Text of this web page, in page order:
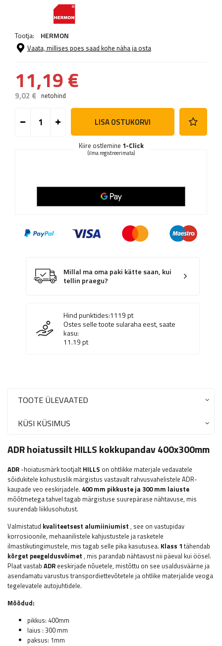
Tootja: HERMON
Vaata, millises poes saad kohe näha ja osta
11,19 €
9,02 € netohind
LISA OSTUKORVI
Kiire ostlemine 1-Click
(ilma registreerimata)
Millal ma oma paki kätte saan, kui
tellin praegu?
Hind punktides:1119pt
Ostes selle toote sularaha eest, saate
kasu:
11.19pt
TOOTE ÜLEVAATED
KÜSI KÜSIMUS
ADR hoiatussilt HILLS kokkupandav 400x300mm
ADR -hoiatusmärk tootjaltHILLS on ohtlikke materjale vedavatele
sõidukitele kohustuslik märgistus vastavalt rahvusvahelistele ADR-
kaupade veo eeskirjadele. 400 mm pikkuste ja 300 mm laiuste
mõõtmetega tahvel tagab märgistuse suurepärase nähtavuse, mis
suurendab liiklusohutust.
Valmistatud kvaliteetsest alumiiniumist , see on vastupidav
korrosioonile, mehaanilistele kahjustustele ja rasketele
ilmastikutingimustele, mis tagab selle pika kasutusea. Klass 1 tähendab
kõrget peegeldusvõimet , mis parandab nähtavust nii päeval kui öösel.
Plaat vastab ADR eeskirjade nõuetele, mistõttu on see usaldusväärne ja
asendamatu varustus transpordiettevõtetele ja ohtlike materjalide veoga
tegelevatele autojuhtidele.
Mõõdud:
pikkus: 400mm
laius : 300 mm
paksus: 1mm